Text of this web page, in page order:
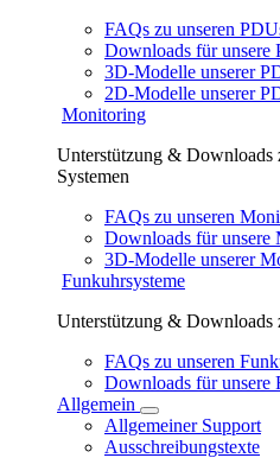
FAQs zu unseren
Downloads für unsere
3D-Modelle unserer
2D-Modelle unserer
Monitoring
Unterstützung & Downloads
Systemen
FAQs zu unseren
Downloads für unsere
3D-Modelle unserer
Funkuhrsysteme
Unterstützung & Downloads
FAQs zu unseren
Downloads für unsere
Allgemein
Allgemeiner Support
Ausschreibungstexte